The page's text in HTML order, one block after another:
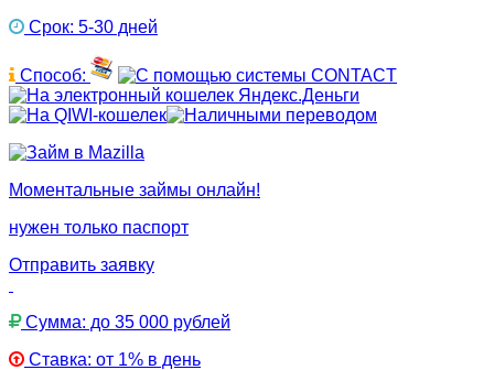
Срок: 5-30 дней
Способ:
Моментальные займы онлайн!
нужен только паспорт
Отправить заявку
Сумма: до 35 000 рублей
Ставка: от 1% в день